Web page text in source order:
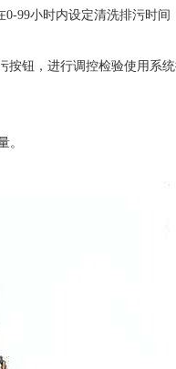
99小时内设定清洗排污时
钮，进行调控检验使用系统
。